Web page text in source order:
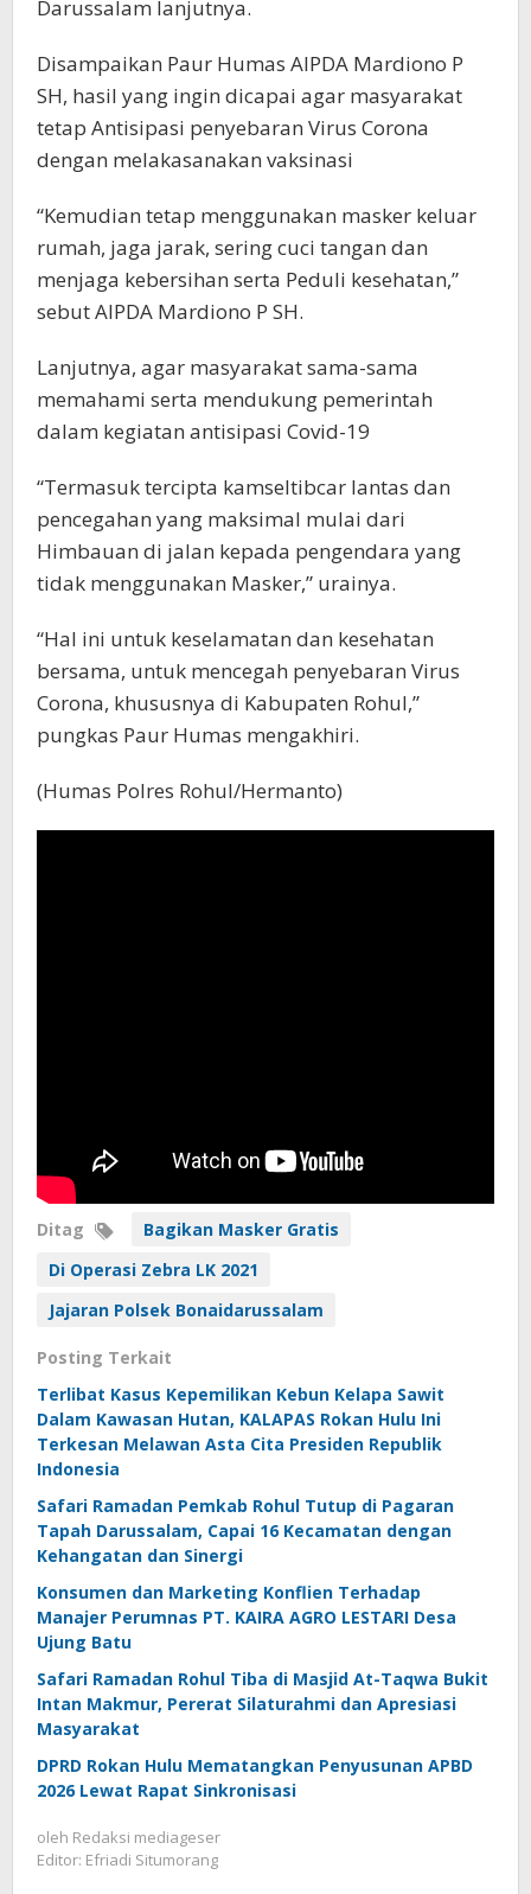
Darussalam lanjutnya.
Disampaikan Paur Humas AIPDA Mardiono P
SH, hasil yang ingin dicapai agar masyarakat
tetap Antisipasi penyebaran Virus Corona
dengan melakasanakan vaksinasi
“Kemudian tetap menggunakan masker keluar
rumah, jaga jarak, sering cuci tangan dan
menjaga kebersihan serta Peduli kesehatan,”
sebut AIPDA Mardiono P SH.
Lanjutnya, agar masyarakat sama-sama
memahami serta mendukung pemerintah
dalam kegiatan antisipasi Covid-19
“Termasuk tercipta kamseltibcar lantas dan
pencegahan yang maksimal mulai dari
Himbauan di jalan kepada pengendara yang
tidak menggunakan Masker,” urainya.
“Hal ini untuk keselamatan dan kesehatan
bersama, untuk mencegah penyebaran Virus
Corona, khususnya di Kabupaten Rohul,”
pungkas Paur Humas mengakhiri.
(Humas Polres Rohul/Hermanto)
Ditag
Bagikan Masker Gratis
Di Operasi Zebra LK 2021
Jajaran Polsek Bonaidarussalam
Posting Terkait
Terlibat Kasus Kepemilikan Kebun Kelapa Sawit
Dalam Kawasan Hutan, KALAPAS Rokan Hulu Ini
Terkesan Melawan Asta Cita Presiden Republik
Indonesia
Safari Ramadan Pemkab Rohul Tutup di Pagaran
Tapah Darussalam, Capai 16 Kecamatan dengan
Kehangatan dan Sinergi
Konsumen dan Marketing Konflien Terhadap
Manajer Perumnas PT. KAIRA AGRO LESTARI Desa
Ujung Batu
Safari Ramadan Rohul Tiba di Masjid At-Taqwa Bukit
Intan Makmur, Pererat Silaturahmi dan Apresiasi
Masyarakat
DPRD Rokan Hulu Mematangkan Penyusunan APBD
2026 Lewat Rapat Sinkronisasi
oleh Redaksi mediageser
Editor: Efriadi Situmorang